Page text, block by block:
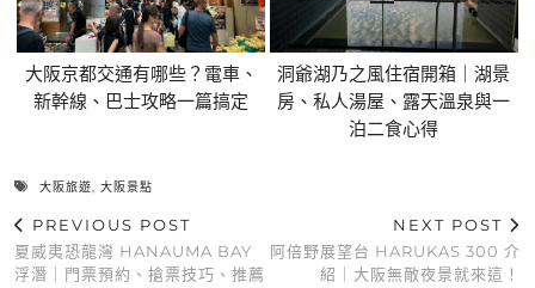
大阪京都交通有哪些？電車、
新幹線、巴士攻略一篇搞定
洞爺湖乃之風住宿開箱｜湖景
房、私人湯屋、露天溫泉與一
泊二食心得
大阪旅遊, 大阪景點
PREVIOUS POST
夏威夷恐龍灣 HANAUMA BAY
浮潛｜門票預約、搶票技巧、推薦
NEXT POST
阿倍野展望台 HARUKAS 300 介
紹｜大阪無敵夜景就來這！